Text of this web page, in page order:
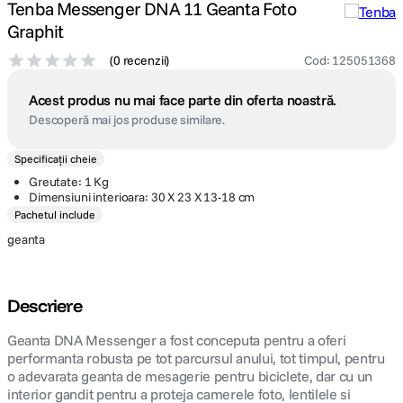
Tenba Messenger DNA 11 Geanta Foto
Graphit
(0 recenzii) Cod: 125051368
Acest produs nu mai face parte din oferta noastră.
Descoperă mai jos produse similare.
Specificații cheie
Greutate: 1 Kg
Dimensiuni interioara: 30 X 23 X 13-18 cm
Pachetul include
geanta
Descriere
Geanta DNA Messenger a fost conceputa pentru a oferi
performanta robusta pe tot parcursul anului, tot timpul, pentru
o adevarata geanta de mesagerie pentru biciclete, dar cu un
interior gandit pentru a proteja camerele foto, lentilele si